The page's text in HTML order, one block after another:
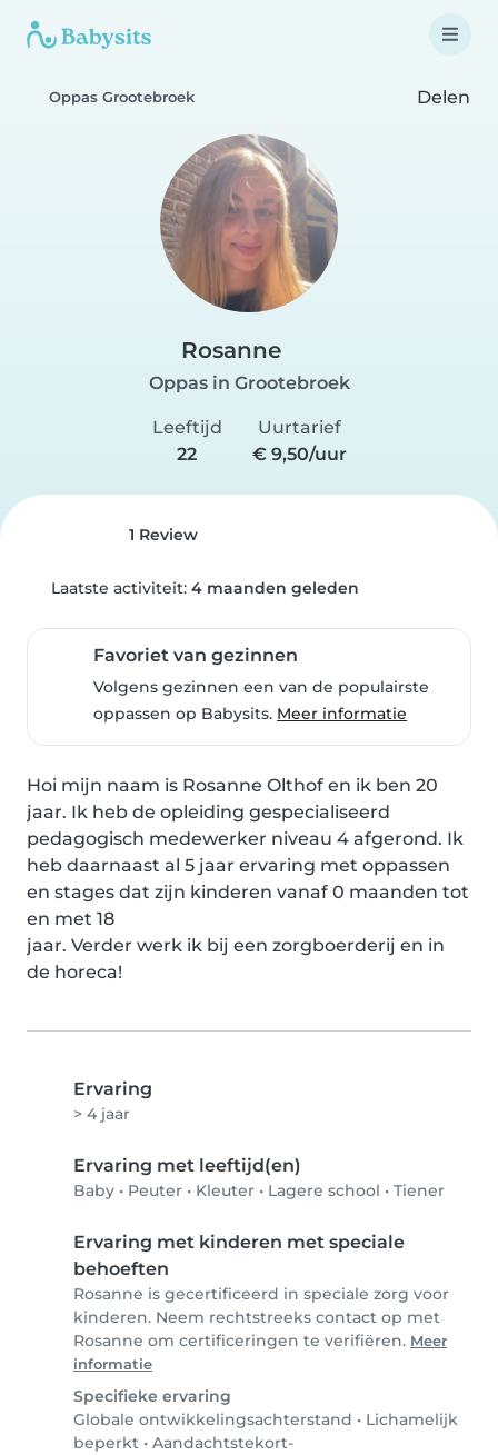
Oppas Grootebroek Delen
Rosanne
Oppas in Grootebroek
Leeftijd
22
Uurtarief
€ 9,50/uur
1 Review
Laatste activiteit: 4 maanden geleden
Favoriet van gezinnen
Volgens gezinnen een van de populairste
oppassen op Babysits. Meer informatie
Hoi mijn naam is Rosanne Olthof en ik ben 20
jaar. Ik heb de opleiding gespecialiseerd
pedagogisch medewerker niveau 4 afgerond. Ik
heb daarnaast al 5 jaar ervaring met oppassen
en stages dat zijn kinderen vanaf 0 maanden tot
en met 18
jaar. Verder werk ik bij een zorgboerderij en in
de horeca!
Ervaring
> 4 jaar
Ervaring met leeftijd(en)
Baby • Peuter • Kleuter • Lagere school • Tiener
Ervaring met kinderen met speciale
behoeften
Rosanne is gecertificeerd in speciale zorg voor
kinderen. Neem rechtstreeks contact op met
Rosanne om certificeringen te verifiëren. Meer
informatie
Specifieke ervaring
Globale ontwikkelingsachterstand • Lichamelijk
beperkt • Aandachtstekort-